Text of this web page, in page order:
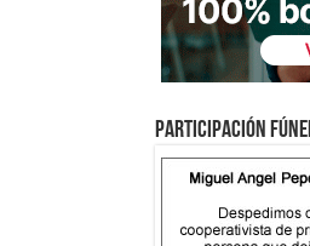
Participación